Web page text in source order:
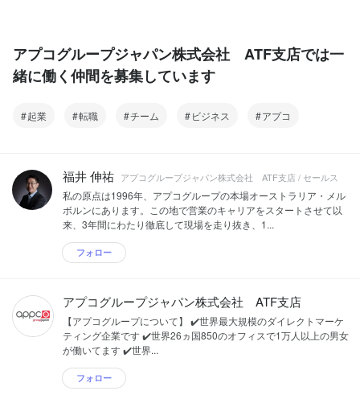
アプコグループジャパン株式会社 ATF支店では一
緒に働く仲間を募集しています
起業 転職 チーム ビジネス アプコ
福井 伸祐 アプコグループジャパン株式会社 ATF支店 / セールス
私の原点は1996年、アプコグループの本場オーストラリア・メル
ボルンにあります。この地で営業のキャリアをスタートさせて以
来、3年間にわたり徹底して現場を走り抜き、1...
フォロー
アプコグループジャパン株式会社 ATF支店
【アプコグループについて】 ✔️世界最大規模のダイレクトマーケ
ティング企業です ✔️世界26ヵ国850のオフィスで1万人以上の男女
が働いてます ✔️世界...
フォロー